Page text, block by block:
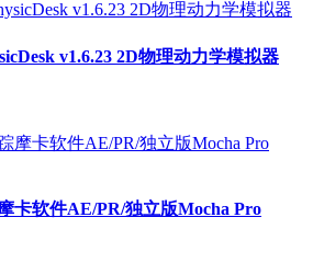
v1.6.23 2D物理动力学模拟器
卡软件AE/PR/独立版Mocha Pro